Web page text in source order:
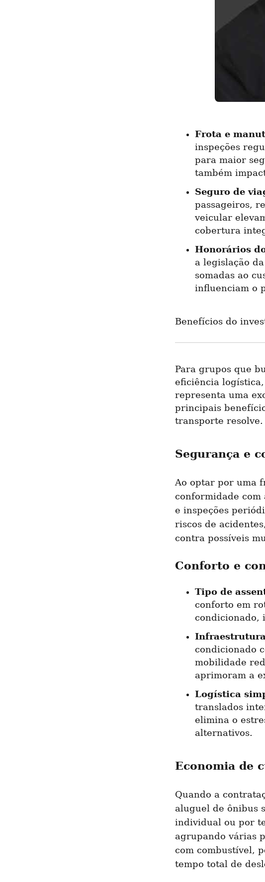
Frota e
inspeções
para maior
também
Seguro de
passageiros,
veicular
cobertura
Honorários
a legislação
somadas ao
influenciam o
Benefícios do
Para grupos que
eficiência
representa uma
principais
transporte resolve.
Segurança e
Ao optar por uma
conformidade com
e inspeções
riscos de
contra possíveis
Conforto e
Tipo de
conforto em
condicionado,
condicionado
mobilidade
aprimoram a
Logística
translados
elimina o
alternativos.
Economia de
Quando a
aluguel de ônibus
individual ou por
agrupando várias
com combustível,
tempo total de